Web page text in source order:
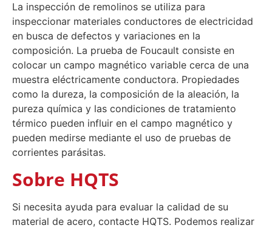
La inspección de remolinos se utiliza para
inspeccionar materiales conductores de electricidad
en busca de defectos y variaciones en la
composición. La prueba de Foucault consiste en
colocar un campo magnético variable cerca de una
muestra eléctricamente conductora. Propiedades
como la dureza, la composición de la aleación, la
pureza química y las condiciones de tratamiento
térmico pueden influir en el campo magnético y
pueden medirse mediante el uso de pruebas de
corrientes parásitas.
Sobre HQTS
Si necesita ayuda para evaluar la calidad de su
material de acero, contacte HQTS. Podemos realizar